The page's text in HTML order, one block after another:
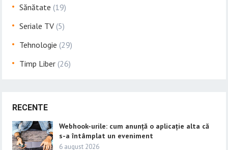
Sănătate (19)
Seriale TV (5)
Tehnologie (29)
Timp Liber (26)
RECENTE
Webhook-urile: cum anunță o aplicație alta că
s-a întâmplat un eveniment
6 august 2026